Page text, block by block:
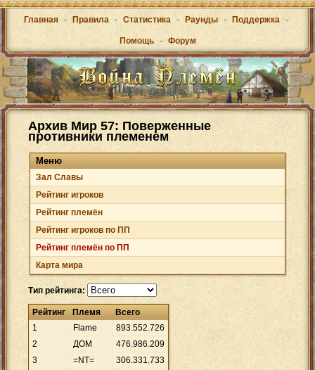
Главная - Правила - Статистика - Раунды - Поддержка -
Помощь - Форум
Архив Мир 57: Поверженные
противники племенем
Меню
Зал Cлавы
Рейтинг игроков
Рейтинг племён
Рейтинг игроков по ПП
Рейтинг племён по ПП
Карта мира
Тип рейтинга:
Рейтинг Племя
Всего
1
Flame 893.552.726
2
ДОМ 476.986.209
3
=NT= 306.331.733